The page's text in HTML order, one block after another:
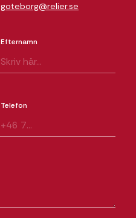
goteborg@relier.se
Efternamn
Telefon